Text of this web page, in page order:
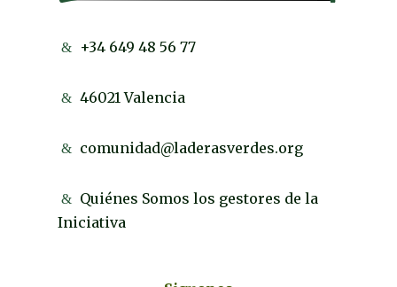
+34 649 48 56 77
46021 Valencia
comunidad@laderasverdes.org
Quiénes Somos los gestores de la
Iniciativa